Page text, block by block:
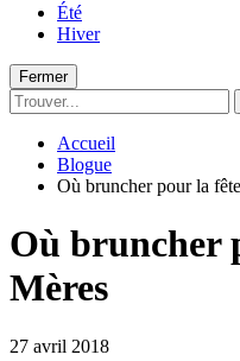
Été
Hiver
Fermer
Accueil
Blogue
Où bruncher pour la
Où bruncher
Mères
27 avril 2018